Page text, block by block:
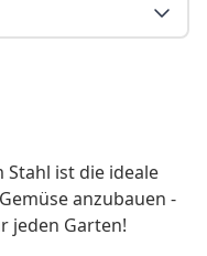
Stahl ist die ideale
anzubauen -
jeden Garten!